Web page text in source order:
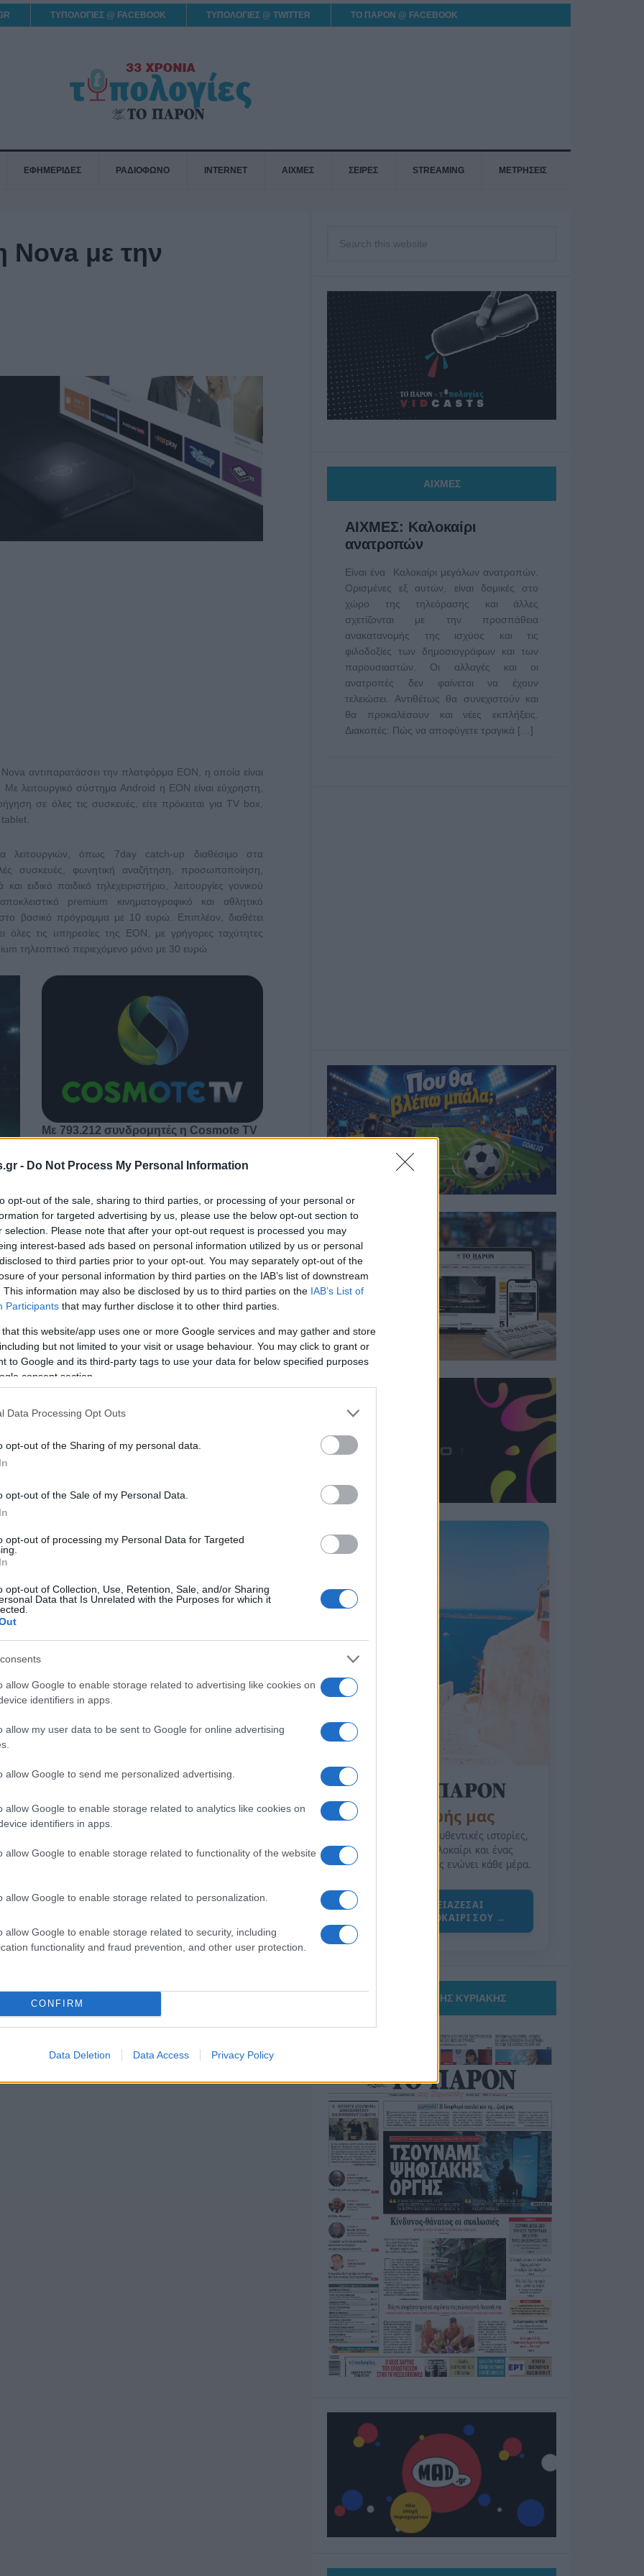
- Do Not Process My Personal Information
opt-out of the sale, sharing to third parties, or processing of your personal or
for targeted advertising by us, please use the below opt-out section to
selection. Please note that after your opt-out request is processed you may
interest-based ads based on personal information utilized by us or personal
to third parties prior to your opt-out. You may separately opt-out of the
of your personal information by third parties on the IAB’s list of downstream
This information may also be disclosed by us to third parties on the IAB’s List of
Participants that may further disclose it to other third parties.
that this website/app uses one or more Google services and may gather and store
but not limited to your visit or usage behaviour. You may click to grant or
to Google and its third-party tags to use your data for below specified purposes
consent section.
Data Processing Opt Outs
opt-out of the Sharing of my personal data.
opt-out of the Sale of my Personal Data.
opt-out of processing my Personal Data for Targeted
opt-out of Collection, Use, Retention, Sale, and/or Sharing
Data that Is Unrelated with the Purposes for which it
allow Google to enable storage related to advertising like cookies on
identifiers in apps.
allow my user data to be sent to Google for online advertising
allow Google to send me personalized advertising.
allow Google to enable storage related to analytics like cookies on
identifiers in apps.
allow Google to enable storage related to functionality of the website
allow Google to enable storage related to personalization.
allow Google to enable storage related to security, including
functionality and fraud prevention, and other user protection.
CONFIRM
Data Deletion Data Access Privacy Policy
ΤΥΠΟΛΟΓΙΕΣ @ FACEBOOK ΤΥΠΟΛΟΓΙΕΣ @ TWITTER ΤΟ ΠΑΡΟΝ @ FACEBOOK
ΕΦΗΜΕΡΙΔΕΣ ΡΑΔΙΟΦΩΝΟ INTERNET ΑΙΧΜΕΣ ΣΕΙΡΕΣ STREAMING ΜΕΤΡΗΣΕΙΣ
Nova με την
αντιπαρατάσσει την πλατφόρμα ΕΟΝ, η οποία είναι
Με λειτουργικό σύστημα Android η ΕΟΝ είναι εύχρηστη,
σε όλες τις συσκευές, είτε πρόκειται για TV box,
λειτουργιών, όπως 7day catch-up διαθέσιμο στα
συσκευές, φωνητική αναζήτηση, προσωποποίηση,
ειδικό παιδικό τηλεχειριστήριο, λειτουργίες γονικού
premium κινηματογραφικό και αθλητικό
βασικό πρόγραμμα με 10 ευρώ. Επιπλέον, διαθέτει
όλες τις υπηρεσίες της EON, με γρήγορες ταχύτητες
τηλεοπτικό περιεχόμενο μόνο με 30 ευρώ.
Με 793.212 συνδρομητές η Cosmote TV
Αυτό το εύκολο hairstyle παραλίας είναι
ό,τι πιο chic για τα beach looks σου
Η
Fitness routine για το καλοκαίρι: 4 hacks
Πώς να φτιάξεις το αγαπημένο φαγητό
Τηλεοπτικά «Μαγειρέματα», Ψηφιακοί
Πόλεμοι και ένα… Τσουνάμι Αλλαγών: Η
ΤΣΟΥΝΑΜΙ ψηφιακής οργής…
Ο καιρός των επομένων ημερών:
Κανονικός Αύγουστος με δυνατούς
βοριάδες και σταδιακή άνοδο της
θερμοκρασίας
ΑΙΧΜΕΣ
ΑΙΧΜΕΣ: Καλοκαίρι
ανατροπών
Είναι ένα Καλοκαίρι μεγάλων ανατροπών.
Ορισμένες εξ αυτών, είναι δομικές στο
χώρο της τηλεόρασης και άλλες
σχετίζονται με την προσπάθεια
ανακατανομής της ισχύος και τις
φιλοδοξίες των δημοσιογράφων και των
παρουσιαστών. Οι αλλαγές και οι
ανατροπές δεν φαίνεται να έχουν
τελειώσει. Αντιθέτως θα συνεχιστούν και
θα προκαλέσουν και νέες εκπλήξεις.
Διακοπές: Πώς να αποφύγετε τραγικά […]
Η ΣΤΗΛΗ ΜΑΣ
της Ζωής μας
Οι άνθρωποι, οι αυθεντικές ιστορίες,
το ελληνικό καλοκαίρι και ένας
πολιτισμός που μας ενώνει κάθε μέρα.
ΟΣΑ ΧΡΕΙΑΖΕΣΑΙ
ΓΙΑ ΤΟ ΚΑΛΟΚΑΙΡΙ ΣΟΥ →
ΤΟ ΠΑΡΟΝ ΤΗΣ ΚΥΡΙΑΚΗΣ